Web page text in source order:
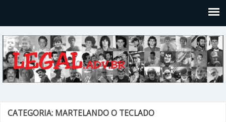
CATEGORIA: MARTELANDO O TECLADO